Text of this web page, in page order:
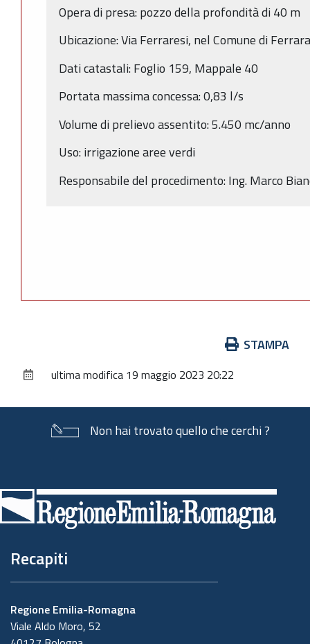
Opera di presa: pozzo della profondità di 40 m
Ubicazione: Via Ferraresi, nel Comune di
Dati catastali: Foglio 159, Mappale 40
Portata massima concessa: 0,83 l/s
Volume di prelievo assentito: 5.450 mc/anno
Uso: irrigazione aree verdi
Responsabile del procedimento: Ing. Marco
documento
STAMPA
ultima modifica 19 maggio 2023 20:22
Non hai trovato quello che cerchi ?
di
pagina
Recapiti
Regione Emilia-Romagna
Viale Aldo Moro, 52